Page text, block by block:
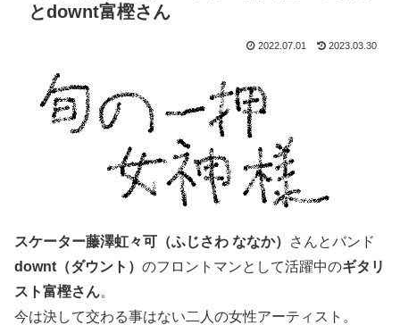
とdownt富樫さん
2022.07.01 2023.03.30
スケーター藤澤虹々可（ふじさわ ななか）
さんとバンド
downt（ダウント） のフロントマンとして活躍中のギタリ
スト富樫さん。
今は決して交わる事はない二人の女性アーティスト。